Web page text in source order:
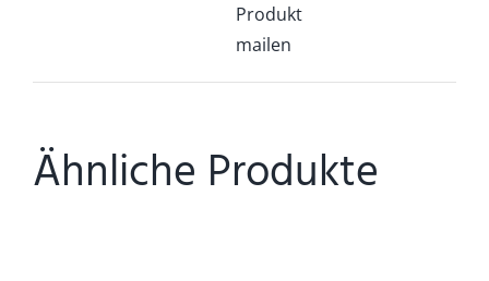
Produkt
mailen
Ähnliche Produkte
IN